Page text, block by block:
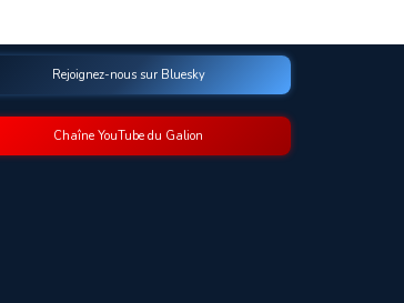
Rejoignez-nous sur Bluesky
Chaîne YouTube du Galion